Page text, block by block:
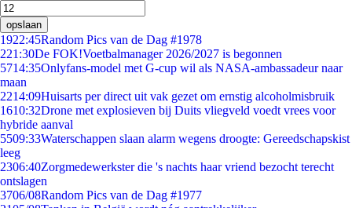
opslaan
1922:45Random Pics van de Dag #1978
221:30De FOK!Voetbalmanager 2026/2027 is begonnen
5714:35Onlyfans-model met G-cup wil als NASA-ambassadeur naar
maan
2214:09Huisarts per direct uit vak gezet om ernstig alcoholmisbruik
1610:32Drone met explosieven bij Duits vliegveld voedt vrees voor
hybride aanval
5509:33Waterschappen slaan alarm wegens droogte: Gereedschapskist
leeg
2306:40Zorgmedewerkster die 's nachts haar vriend bezocht terecht
ontslagen
3706/08Random Pics van de Dag #1977